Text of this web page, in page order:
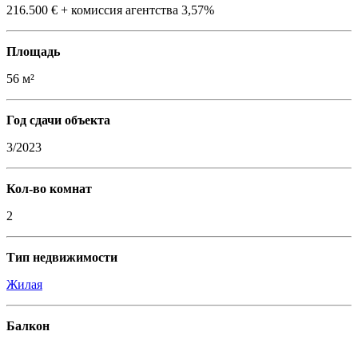
216.500 € + комиссия агентства 3,57%
Площадь
56 м²
Год сдачи объекта
3/2023
Кол-во комнат
2
Тип недвижимости
Жилая
Балкон